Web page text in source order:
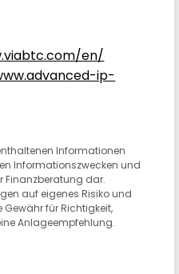
en/
ip-
Informationen
Informationszwecken und
Finanzberatung dar.
auf eigenes Risiko und
für Richtigkeit,
Anlageempfehlung.